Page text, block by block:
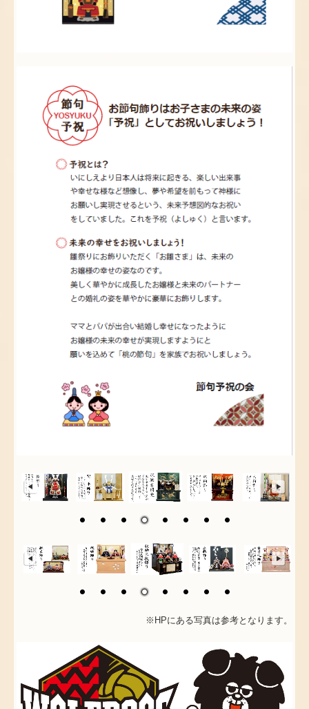
※HPにある写真は参考となります。